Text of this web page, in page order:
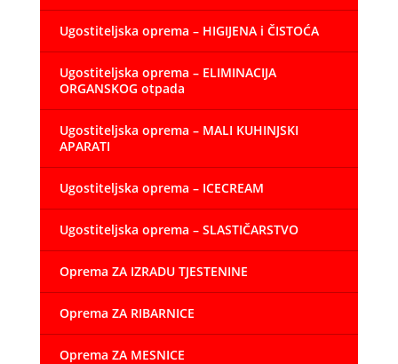
Ugostiteljska oprema – HIGIJENA i ČISTOĆA
Ugostiteljska oprema – ELIMINACIJA
ORGANSKOG otpada
Ugostiteljska oprema – MALI KUHINJSKI
APARATI
Ugostiteljska oprema – ICECREAM
Ugostiteljska oprema – SLASTIČARSTVO
Oprema ZA IZRADU TJESTENINE
Oprema ZA RIBARNICE
Oprema ZA MESNICE